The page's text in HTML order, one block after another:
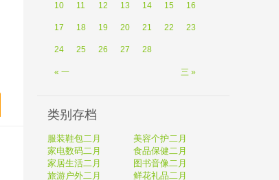
« 一 三 »
10 11 12 13 14 15 16
17 18 19 20 21 22 23
24 25 26 27 28
类别存档
服装鞋包二月
美容个护二月
家电数码二月
食品保健二月
家居生活二月
图书音像二月
旅游户外二月
鲜花礼品二月